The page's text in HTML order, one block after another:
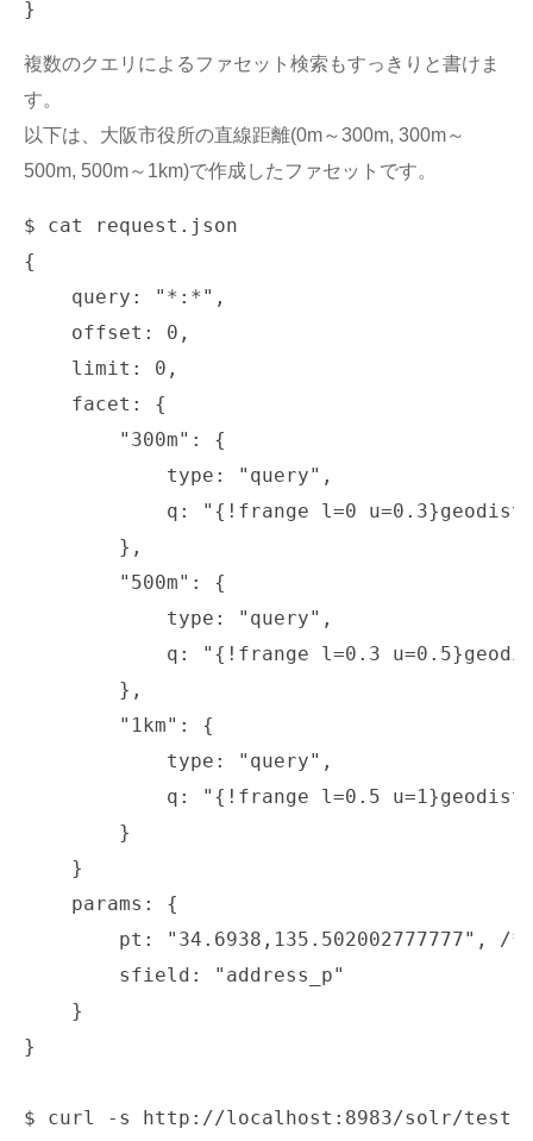
複数のクエリによるファセット検索もすっきりと書けま
す。
以下は、大阪市役所の直線距離(0m～300m, 300m～
500m, 500m～1km)で作成したファセットです。
$ cat request.json
{
    query: "*:*",
    offset: 0,
    limit: 0,
    facet: {
        "300m": {
            type: "query",
q: "{!frange l=0
        },
        "500m": {
            type: "query",
q: "{!frange l=0.3
        },
        "1km": {
            type: "query",
q: "{!frange l=0.5
        }
    }
    params: {
        sfield: "address_p"
    }
}
$ curl -s http://localhost:8983/solr/test1/